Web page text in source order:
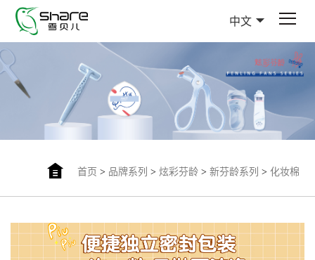
中文
首页 > 品牌系列 > 炫彩芬龄> 新芬龄系列 > 化妆棉